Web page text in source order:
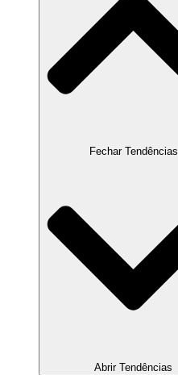
Fechar Tendências
Abrir Tendências